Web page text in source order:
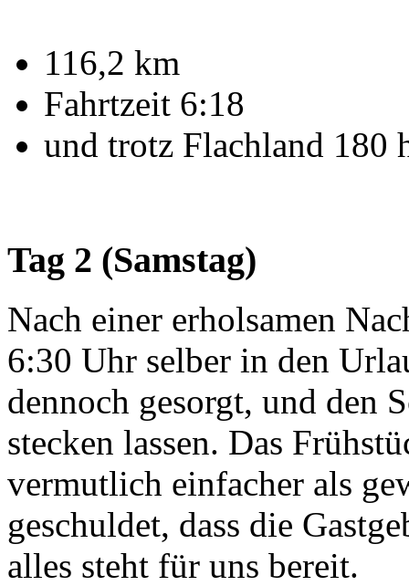
116,2 km
Fahrtzeit 6:18
und trotz Flachland 180
Tag 2 (Samstag)
Nach einer erholsamen
6:30 Uhr selber in den
dennoch gesorgt, und den
stecken lassen. Das
vermutlich einfacher als
geschuldet, dass die
alles steht für uns bereit.